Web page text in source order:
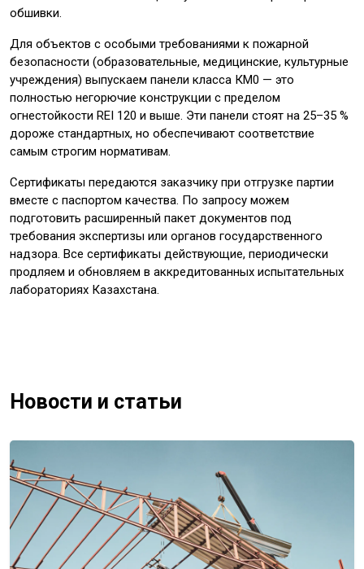
обшивки.
Для объектов с особыми требованиями к пожарной
безопасности (образовательные, медицинские, культурные
учреждения) выпускаем панели класса КМ0 — это
полностью негорючие конструкции с пределом
огнестойкости REI 120 и выше. Эти панели стоят на 25–35 %
дороже стандартных, но обеспечивают соответствие
самым строгим нормативам.
Сертификаты передаются заказчику при отгрузке партии
вместе с паспортом качества. По запросу можем
подготовить расширенный пакет документов под
требования экспертизы или органов государственного
надзора. Все сертификаты действующие, периодически
продляем и обновляем в аккредитованных испытательных
лабораториях Казахстана.
Новости и статьи